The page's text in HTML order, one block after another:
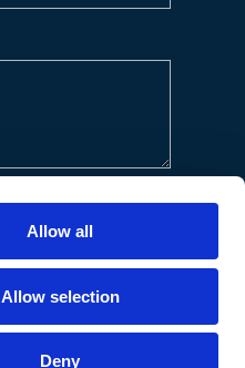
Allow all
Allow selection
Deny